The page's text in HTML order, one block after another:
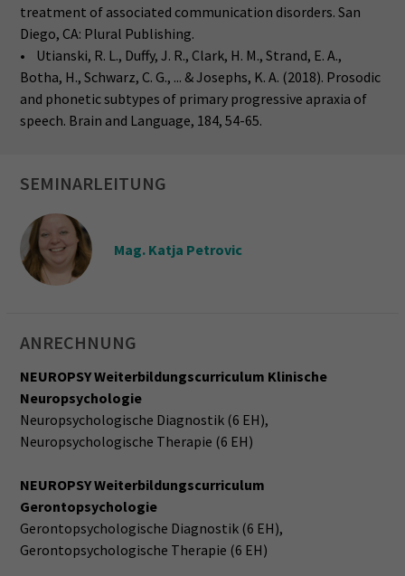
treatment of associated communication disorders. San
Diego, CA: Plural Publishing.
• Utianski, R. L., Duffy, J. R., Clark, H. M., Strand, E. A.,
Botha, H., Schwarz, C. G., ... & Josephs, K. A. (2018). Prosodic
and phonetic subtypes of primary progressive apraxia of
speech. Brain and Language, 184, 54-65.
SEMINARLEITUNG
Mag. Katja Petrovic
ANRECHNUNG
NEUROPSY Weiterbildungscurriculum Klinische
Neuropsychologie
Neuropsychologische Diagnostik (6 EH),
Neuropsychologische Therapie (6 EH)
NEUROPSY Weiterbildungscurriculum
Gerontopsychologie
Gerontopsychologische Diagnostik (6 EH),
Gerontopsychologische Therapie (6 EH)